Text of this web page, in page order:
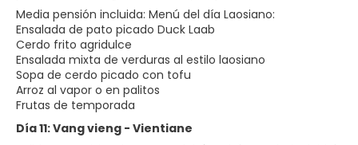
Media pensión incluida: Menú del día Laosiano:
Ensalada de pato picado Duck Laab
Cerdo frito agridulce
Ensalada mixta de verduras al estilo laosiano
Sopa de cerdo picado con tofu
Arroz al vapor o en palitos
Frutas de temporada
Día 11: Vang vieng - Vientiane